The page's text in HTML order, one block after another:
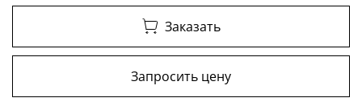
Заказать
Запросить цену